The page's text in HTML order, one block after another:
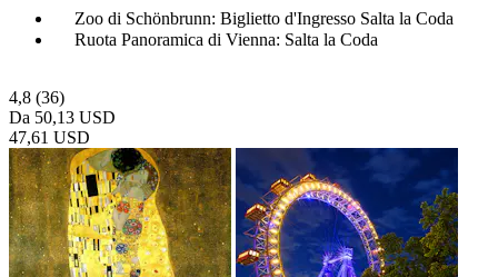
Zoo di Schönbrunn: Biglietto d'Ingresso Salta la Coda
Ruota Panoramica di Vienna: Salta la Coda
4,8 (36)
Da 50,13 USD
47,61 USD